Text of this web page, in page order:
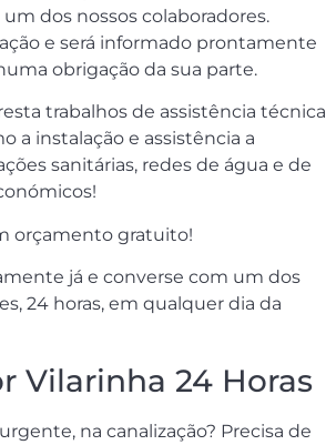
dos nossos colaboradores.
e será informado prontamente
obrigação da sua parte.
trabalhos de assistência técnica
a instalação e assistência a
sanitárias, redes de água e de
orçamento gratuito!
já e converse com um dos
24 horas, em qualquer dia da
Vilarinha 24 Horas
na canalização? Precisa de